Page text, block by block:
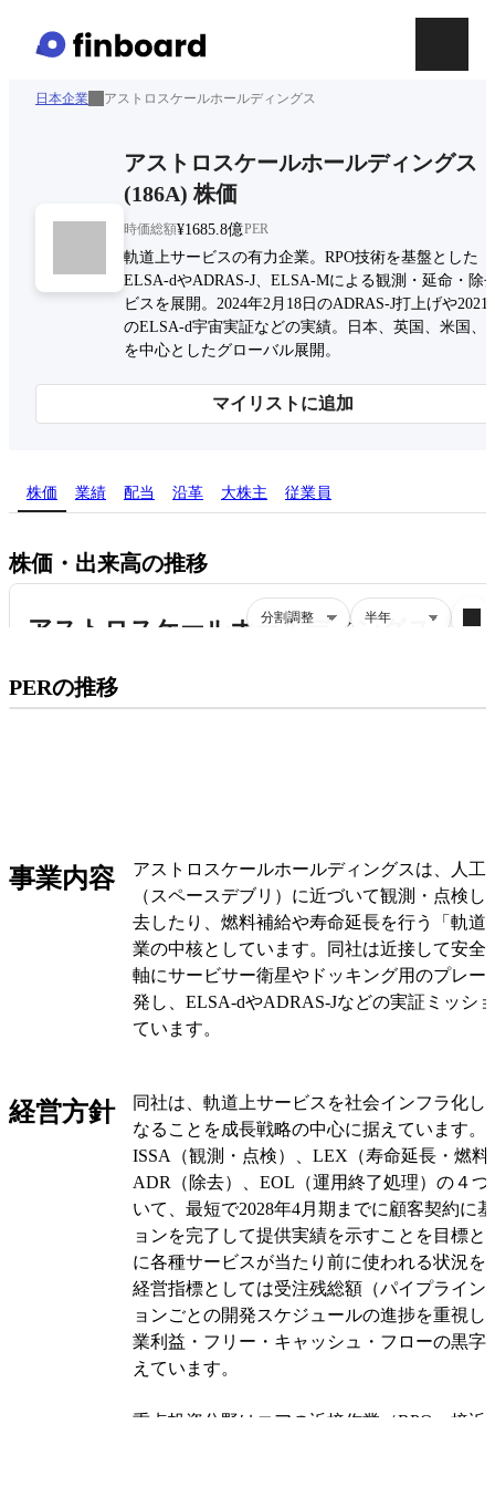
日本企業 アストロスケールホールディングス
アストロスケールホールディングス
(186A) 株価
時価総額¥1685.8億PER
軌道上サービスの有力企業。RPO技術を基盤とした
ELSA‑dやADRAS‑J、ELSA‑Mによる観測・延命・除
ビスを展開。2024年2月18日のADRAS‑J打上げや2021
のELSA‑d宇宙実証などの実績。日本、英国、米国、
を中心としたグローバル展開。
マイリストに追加
株価 業績 配当 沿革 大株主 従業員
株価・出来高の推移
PERの推移プレミアム会員にご登録いただくと、
PERの推移にアクセスできます。
事業内容
アストロスケールホールディングスは、人工
（スペースデブリ）に近づいて観測・点検し
去したり、燃料補給や寿命延長を行う「軌道
業の中核としています。同社は近接して安全
軸にサービサー衛星やドッキング用のプレー
発し、ELSA-dやADRAS-Jなどの実証ミッシ
ています。
間の衛星運用事業者です。同社の収益は現状
に対する政府系の契約で得るマイルストーン
で、将来的にはサービサーの販売や延命サー
レーション向けの定期サービスなど民間から
拡大する計画です。
事業は大きく四つに分かれており、故障機や
検（ISSA）、寿命延長・燃料補給（LEX）
去（ADR）、運用終了時の除去（EOL）を
具体的な製品・技術は近接運用を行うサービ
アームを使った捕獲機構、衛星に取り付ける
経営方針
同社は、軌道上サービスを社会インフラ化し
なることを成長戦略の中心に据えています。
ISSA（観測・点検）、LEX（寿命延長・燃料
ADR（除去）、EOL（運用終了処理）の４
いて、最短で2028年4月期までに顧客契約に
ョンを完了して提供実績を示すことを目標と
に各種サービスが当たり前に使われる状況を
経営指標としては受注残総額（パイプライン
ョンごとの開発スケジュールの進捗を重視し
業利益・フリー・キャッシュ・フローの黒字
えています。
重点投資分野はコアの近接作業（RPO：接近